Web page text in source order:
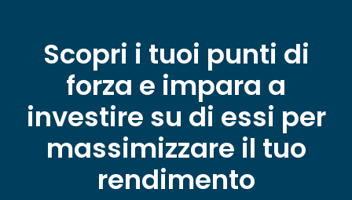
Scopri i tuoi punti di
forza e impara a
investire su di essi per
massimizzare il tuo
rendimento